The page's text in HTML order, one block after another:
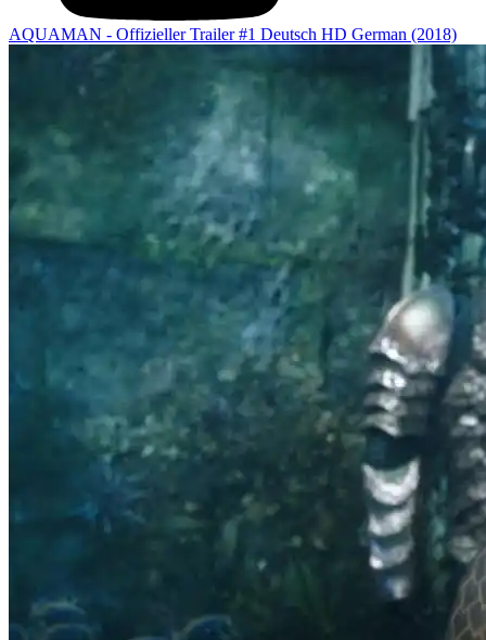
AQUAMAN - Offizieller Trailer #1 Deutsch HD German (2018)